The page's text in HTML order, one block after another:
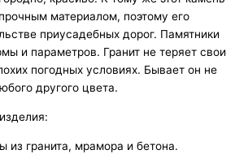
материалом, поэтому его
приусадебных дорог. Памятники
и параметров. Гранит не теряет свои
погодных условиях. Бывает он не
другого цвета.
из гранита, мрамора и бетона.